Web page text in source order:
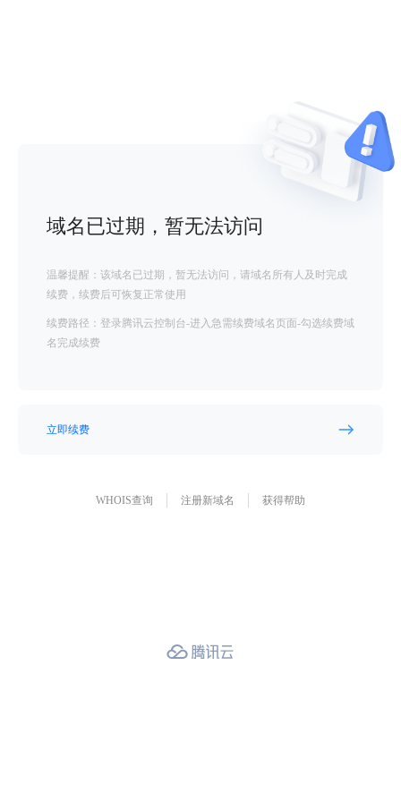
域名已过期，暂无法访问
温馨提醒：该域名已过期，暂无法访问，请域名所有人及时完成
续费，续费后可恢复正常使用
续费路径：登录腾讯云控制台-进入急需续费域名页面-勾选续费域
名完成续费
立即续费
WHOIS查询 注册新域名 获得帮助